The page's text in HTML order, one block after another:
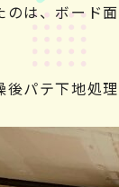
のは、ボード
パテ下地処理